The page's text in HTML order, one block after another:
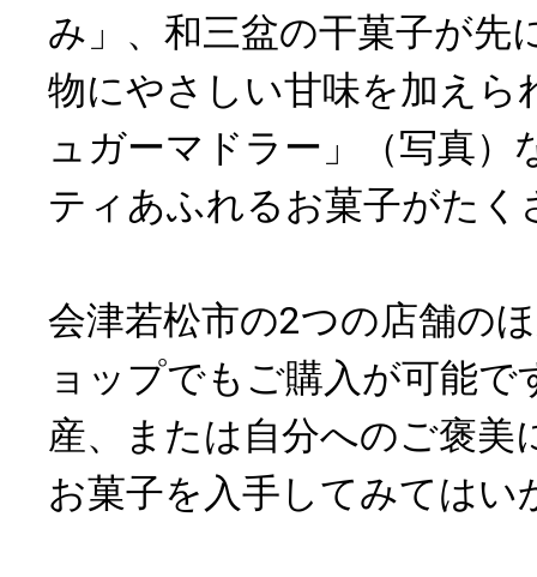
み」、和三盆の干菓子が先
物にやさしい甘味を加えら
ュガーマドラー」（写真）
ティあふれるお菓子がたく
会津若松市の2つの店舗の
ョップでもご購入が可能で
産、または自分へのご褒美
お菓子を入手してみてはい